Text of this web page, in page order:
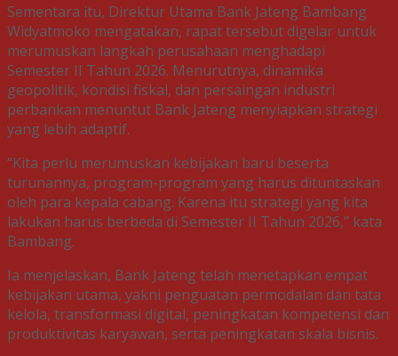
Sementara itu, Direktur Utama Bank Jateng Bambang
Widyatmoko mengatakan, rapat tersebut digelar untuk
merumuskan langkah perusahaan menghadapi
Semester II Tahun 2026. Menurutnya, dinamika
geopolitik, kondisi fiskal, dan persaingan industri
perbankan menuntut Bank Jateng menyiapkan strategi
yang lebih adaptif.
“Kita perlu merumuskan kebijakan baru beserta
turunannya, program-program yang harus dituntaskan
oleh para kepala cabang. Karena itu strategi yang kita
lakukan harus berbeda di Semester II Tahun 2026,” kata
Bambang.
Ia menjelaskan, Bank Jateng telah menetapkan empat
kebijakan utama, yakni penguatan permodalan dan tata
kelola, transformasi digital, peningkatan kompetensi dan
produktivitas karyawan, serta peningkatan skala bisnis.